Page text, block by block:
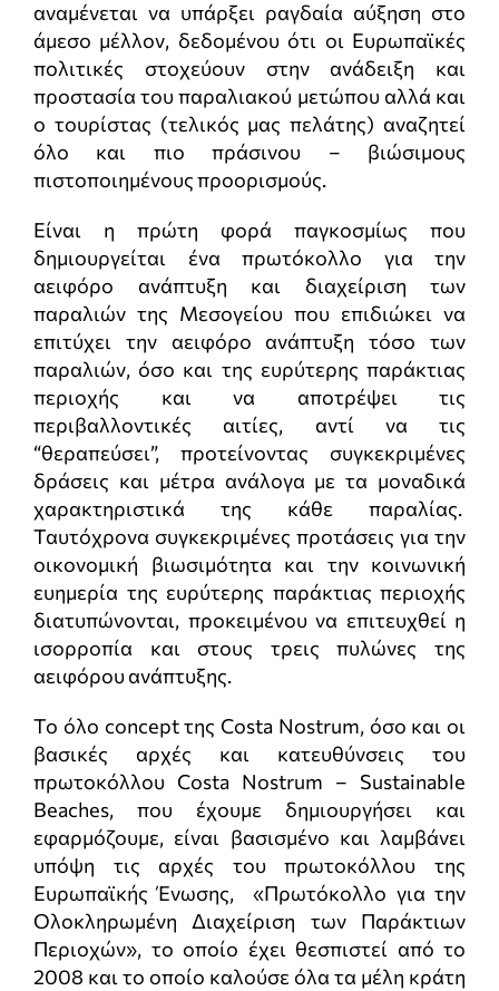
αναμένεται να υπάρξει ραγδαία αύξηση στο
άμεσο μέλλον, δεδομένου ότι οι Ευρωπαϊκές
πολιτικές στοχεύουν στην ανάδειξη και
προστασία του παραλιακού μετώπου αλλά και
ο τουρίστας (τελικός μας πελάτης) αναζητεί
όλο και πιο πράσινου – βιώσιμους
πιστοποιημένους προορισμούς.
Είναι η πρώτη φορά παγκοσμίως που
δημιουργείται ένα πρωτόκολλο για την
αειφόρο ανάπτυξη και διαχείριση των
παραλιών της Μεσογείου που επιδιώκει να
επιτύχει την αειφόρο ανάπτυξη τόσο των
παραλιών, όσο και της ευρύτερης παράκτιας
περιοχής και να αποτρέψει τις
περιβαλλοντικές αιτίες, αντί να τις
“θεραπεύσει”, προτείνοντας συγκεκριμένες
δράσεις και μέτρα ανάλογα με τα μοναδικά
χαρακτηριστικά της κάθε παραλίας.
Ταυτόχρονα συγκεκριμένες προτάσεις για την
οικονομική βιωσιμότητα και την κοινωνική
ευημερία της ευρύτερης παράκτιας περιοχής
διατυπώνονται, προκειμένου να επιτευχθεί η
ισορροπία και στους τρεις πυλώνες της
αειφόρου ανάπτυξης.
Το όλο concept της Costa Nostrum, όσο και οι
βασικές αρχές και κατευθύνσεις του
πρωτοκόλλου Costa Nostrum – Sustainable
Beaches, που έχουμε δημιουργήσει και
εφαρμόζουμε, είναι βασισμένο και λαμβάνει
υπόψη τις αρχές του πρωτοκόλλου της
Ευρωπαϊκής Ένωσης, «Πρωτόκολλο για την
Ολοκληρωμένη Διαχείριση των Παράκτιων
Περιοχών», το οποίο έχει θεσπιστεί από το
2008 και το οποίο καλούσε όλα τα μέλη κράτη